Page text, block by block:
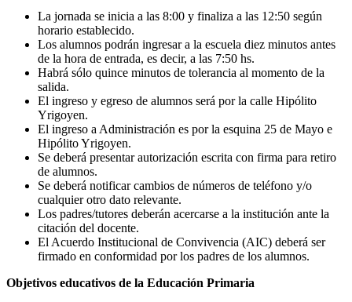
La jornada se inicia a las 8:00 y finaliza a las 12:50 según
horario establecido.
Los alumnos podrán ingresar a la escuela diez minutos antes
de la hora de entrada, es decir, a las 7:50 hs.
Habrá sólo quince minutos de tolerancia al momento de la
salida.
El ingreso y egreso de alumnos será por la calle Hipólito
Yrigoyen.
El ingreso a Administración es por la esquina 25 de Mayo e
Hipólito Yrigoyen.
Se deberá presentar autorización escrita con firma para retiro
de alumnos.
Se deberá notificar cambios de números de teléfono y/o
cualquier otro dato relevante.
Los padres/tutores deberán acercarse a la institución ante la
citación del docente.
El Acuerdo Institucional de Convivencia (AIC) deberá ser
firmado en conformidad por los padres de los alumnos.
Objetivos educativos de la Educación Primaria